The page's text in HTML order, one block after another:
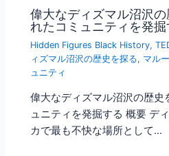
偉大なディズマル沼沢
れたコミュニティを発掘
Hidden Figures Black History,
ィズマル沼沢の歴史を探る, マル
ュニティ
偉大なディズマル沼沢の歴史
ュニティを発掘する 概要 デ
カで最も不快な場所として…